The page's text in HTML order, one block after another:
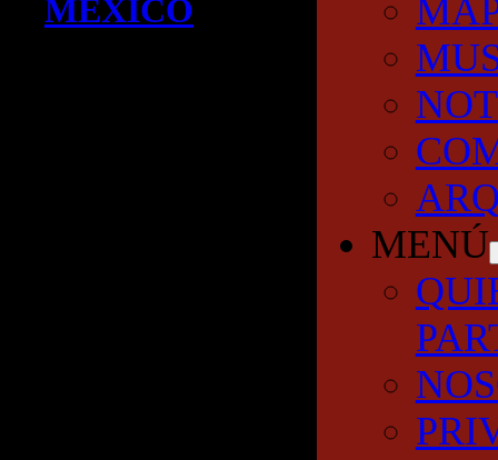
MEXICO
MENÚ